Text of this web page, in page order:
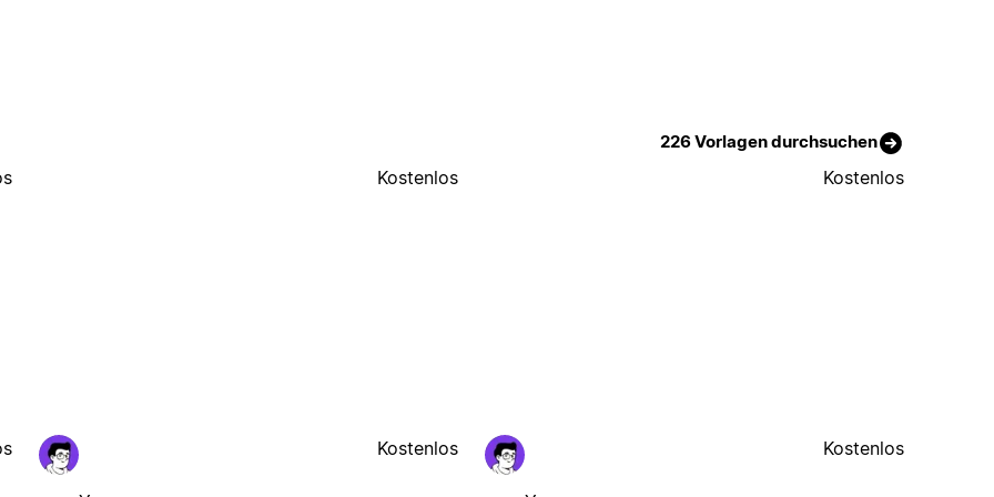
226 Vorlagen durchsuchen
Kostenlos Kostenlos
Kostenlos Kostenlos